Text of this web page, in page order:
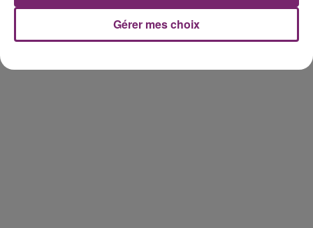
Gérer mes choix